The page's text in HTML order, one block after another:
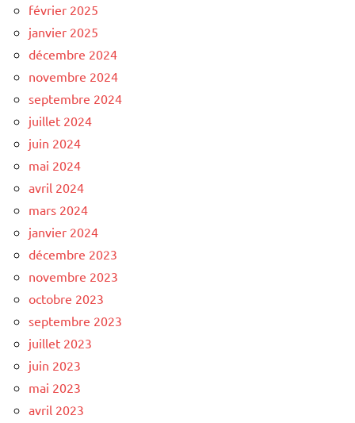
février 2025
janvier 2025
décembre 2024
novembre 2024
septembre 2024
juillet 2024
juin 2024
mai 2024
avril 2024
mars 2024
janvier 2024
décembre 2023
novembre 2023
octobre 2023
septembre 2023
juillet 2023
juin 2023
mai 2023
avril 2023